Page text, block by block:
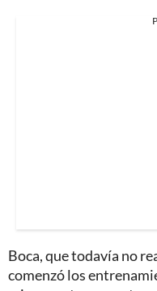
Boca, que todavía no
comenzó los